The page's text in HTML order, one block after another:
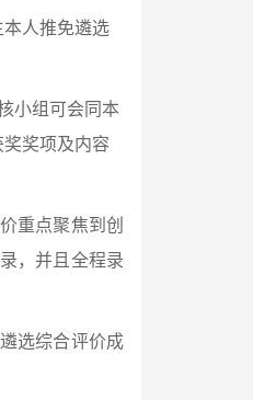
人推免遴选
小组可会同本
奖项及内容
重点聚焦到创
，并且全程录
选综合评价成